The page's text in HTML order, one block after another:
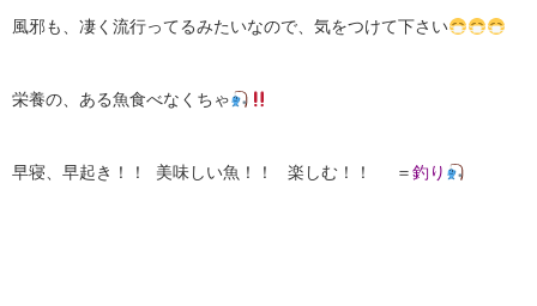
風邪も、凄く流行ってるみたいなので、気をつけて下さい
栄養の、ある魚食べなくちゃ
早寝、早起き！！ 美味しい魚！！ 楽しむ！！ ＝釣り